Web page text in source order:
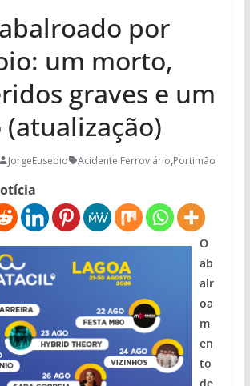
por
um morto,
graves e um
JorgeEusebio Acidente Ferroviário,Portimão
O
ab
alr
oa
m
en
to